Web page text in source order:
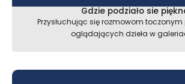
Gdzie podziało sie
Przysłuchując się rozmowom toczonym
oglądających dzieła w